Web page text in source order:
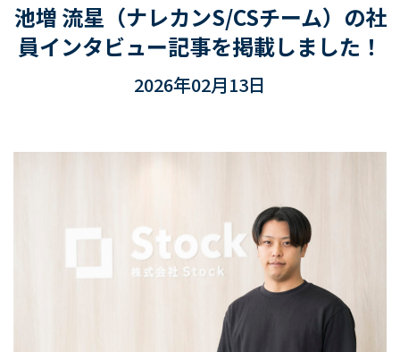
池増 流星（ナレカンS/CSチーム）の社
員インタビュー記事を掲載しました！
2026年02月13日